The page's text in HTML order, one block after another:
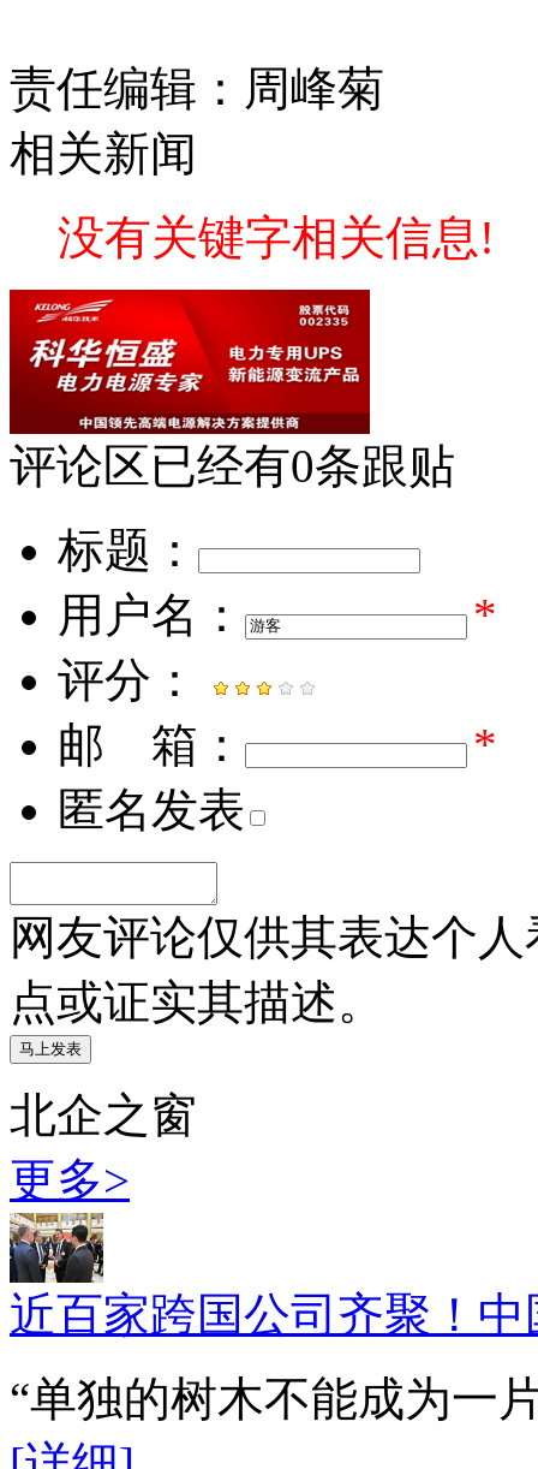
责任编辑：周峰菊
相关新闻
没有关键字相关信息!
评论区已经有0条跟贴
标题：
用户名：
*
评分：
邮 箱：
*
匿名发表
网友评论仅供其表达个
点或证实其描述。
北企之窗
更多>
近百家跨国公司齐聚！
“单独的树木不能成为一